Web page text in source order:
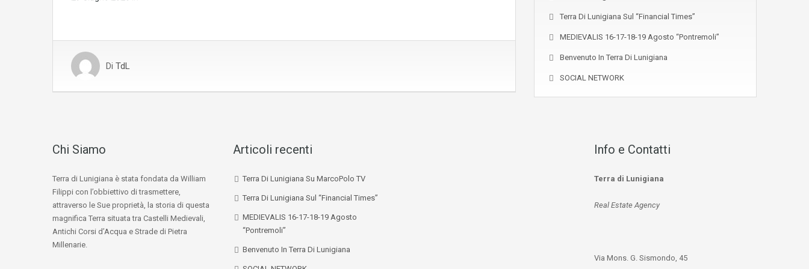
Di TdL
Terra Di Lunigiana Sul “Financial Times”
MEDIEVALIS 16-17-18-19 Agosto “Pontremoli”
Benvenuto In Terra Di Lunigiana
SOCIAL NETWORK
Chi Siamo
Terra di Lunigiana è stata fondata da William
Filippi con l’obbiettivo di trasmettere,
attraverso le Sue proprietà, la storia di questa
magnifica Terra situata tra Castelli Medievali,
Antichi Corsi d’Acqua e Strade di Pietra
Millenarie.
Articoli recenti
Terra Di Lunigiana Su MarcoPolo TV
Terra Di Lunigiana Sul “Financial Times”
MEDIEVALIS 16-17-18-19 Agosto
“Pontremoli”
Benvenuto In Terra Di Lunigiana
Info e Contatti
Terra di Lunigiana
Real Estate Agency
Via Mons. G. Sismondo, 45